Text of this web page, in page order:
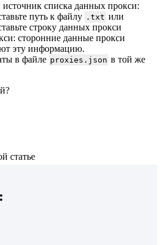
списка данных прокси:
путь к файлу .txt или
строку данных прокси
сторонние данные прокси
эту информацию.
в файле proxies.json в той же
статье